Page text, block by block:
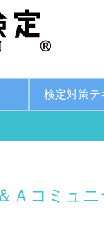
検定対策テ
Ａコミュ